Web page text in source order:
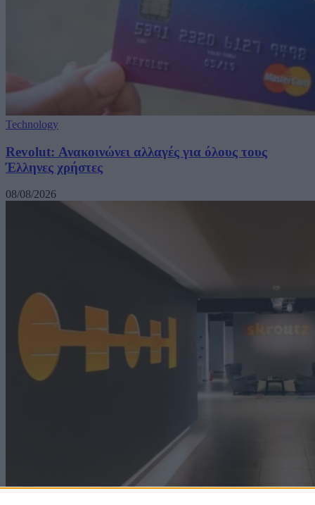
Technology
Revolut: Ανακοινώνει αλλαγές για όλους τους
Έλληνες χρήστες
08/08/2026